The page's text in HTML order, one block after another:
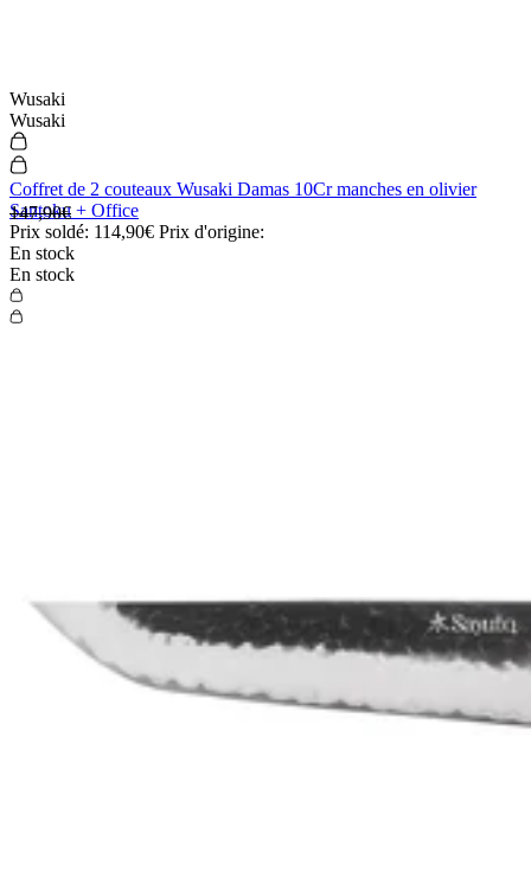
Wusaki
Wusaki
Coffret de 2 couteaux Wusaki Damas 10Cr manches en olivier
Santoku + Office
Prix soldé: 114,90€ Prix d'origine:
147,90€
En stock
En stock